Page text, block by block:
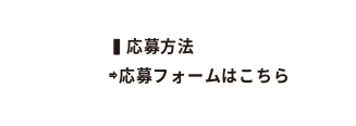
▍応募方法
⇨応募フォームはこちら